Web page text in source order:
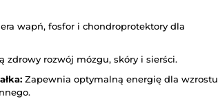
wapń, fosfor i chondroprotektory dla
zdrowy rozwój mózgu, skóry i sierści.
Zapewnia optymalną energię dla wzrostu